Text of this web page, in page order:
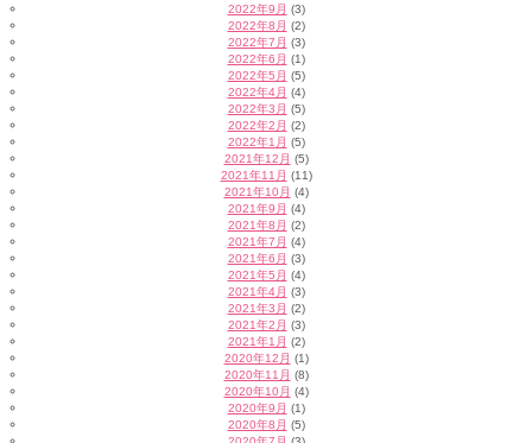
2022年9月 (3)
2022年8月 (2)
2022年7月 (3)
2022年6月 (1)
2022年5月 (5)
2022年4月 (4)
2022年3月 (5)
2022年2月 (2)
2022年1月 (5)
2021年12月 (5)
2021年11月 (11)
2021年10月 (4)
2021年9月 (4)
2021年8月 (2)
2021年7月 (4)
2021年6月 (3)
2021年5月 (4)
2021年4月 (3)
2021年3月 (2)
2021年2月 (3)
2021年1月 (2)
2020年12月 (1)
2020年11月 (8)
2020年10月 (4)
2020年9月 (1)
2020年8月 (5)